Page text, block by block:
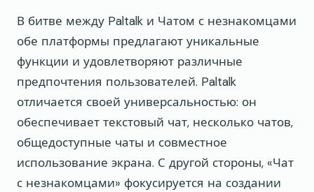
В битве между Paltalk и Чатом с незнакомцами
обе платформы предлагают уникальные
функции и удовлетворяют различные
предпочтения пользователей. Paltalk
отличается своей универсальностью: он
обеспечивает текстовый чат, несколько чатов,
общедоступные чаты и совместное
использование экрана. С другой стороны, «Чат
с незнакомцами» фокусируется на создании